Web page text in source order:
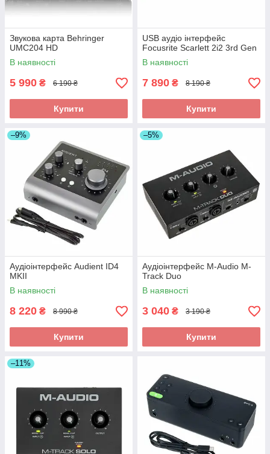
Звукова карта Behringer
UMC204 HD
В наявності
5 990 ₴ 6 190 ₴
Купити
USB аудіо інтерфейс
Focusrite Scarlett 2i2 3rd Gen
В наявності
7 890 ₴ 8 190 ₴
Купити
–9%
Аудіоінтерфейс Audient ID4
MKII
В наявності
8 220 ₴ 8 990 ₴
Купити
–5%
Аудіоінтерфейс M-Audio M-
Track Duo
В наявності
3 040 ₴ 3 190 ₴
Купити
–11%